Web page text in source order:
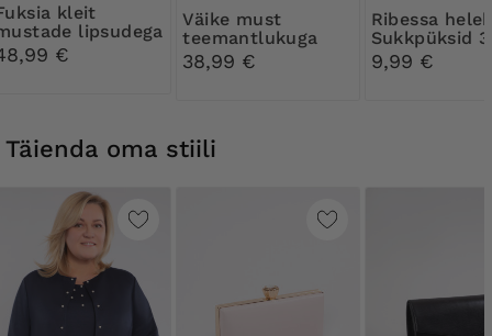
lipsudega
€
Väike must
teemantlukuga
käekott
38,99 €
Ribessa helebeežid
Sukkpüksid
DEN
9,99 €
Täienda oma stiili